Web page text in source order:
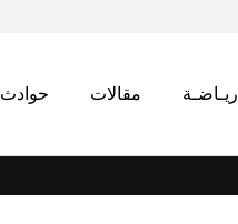
ريـاضـة مقالات حوادث